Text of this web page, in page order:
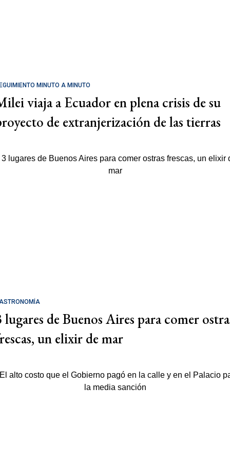
MINUTO A MINUTO
viaja a Ecuador en plena crisis de su
de extranjerización de las tierras
lugares de Buenos Aires para comer
un elixir de mar